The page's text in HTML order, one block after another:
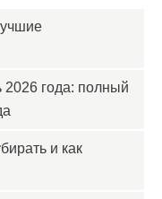
2026 года: полный
и как